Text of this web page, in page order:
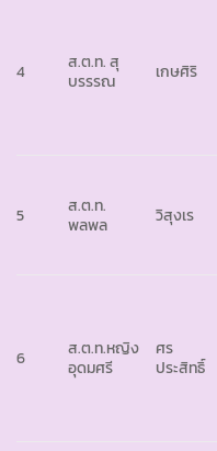
4
ส.ต.ท. สุ
บรรรณ
เกษศิริ
5
ส.ต.ท.
พลพล
วิสุงเร
6
ส.ต.ท.หญิง
อุดมศรี
ศร
ประสิทธิ์